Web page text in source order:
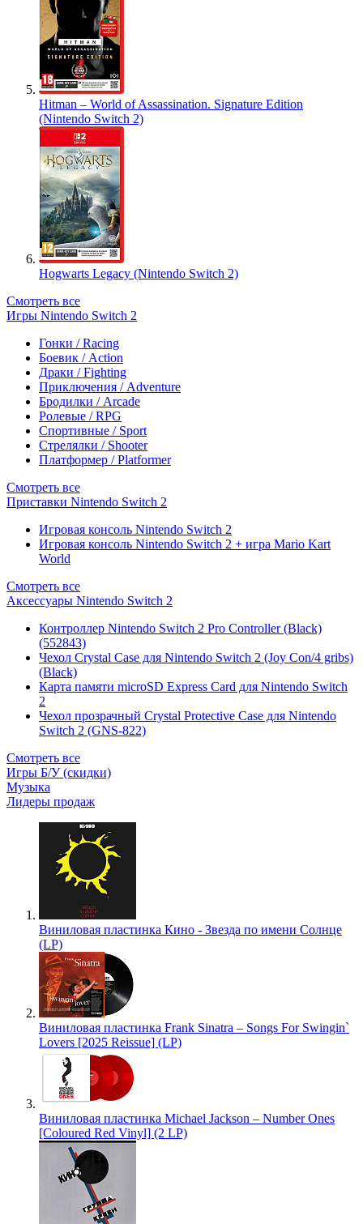
Hitman – World of Assassination. Signature Edition
(Nintendo Switch 2)
Hogwarts Legacy (Nintendo Switch 2)
Смотреть все
Игры Nintendo Switch 2
Гонки / Racing
Боевик / Action
Драки / Fighting
Приключения / Adventure
Бродилки / Arcade
Ролевые / RPG
Спортивные / Sport
Стрелялки / Shooter
Платформер / Platformer
Смотреть все
Приставки Nintendo Switch 2
Игровая консоль Nintendo Switch 2
Игровая консоль Nintendo Switch 2 + игра Mario Kart
World
Смотреть все
Аксессуары Nintendo Switch 2
Контроллер Nintendo Switch 2 Pro Controller (Black)
(552843)
Чехол Сrystal Сase для Nintendo Switch 2 (Joy Con/4 gribs)
(Black)
Карта памяти microSD Express Card для Nintendo Switch
2
Чехол прозрачный Crystal Protective Case для Nintendo
Switch 2 (GNS-822)
Смотреть все
Игры Б/У (скидки)
Музыка
Лидеры продаж
Виниловая пластинка Кино - Звезда по имени Солнце
(LP)
Виниловая пластинка Frank Sinatra – Songs For Swingin`
Lovers [2025 Reissue] (LP)
Виниловая пластинка Michael Jackson – Number Ones
[Coloured Red Vinyl] (2 LP)